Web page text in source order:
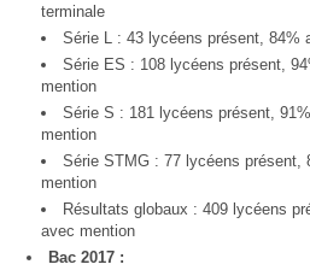
terminale
Série L : 43 lycéens présent, 84%
Série ES : 108 lycéens présent,
mention
Série S : 181 lycéens présent,
mention
Série STMG : 77 lycéens présent,
mention
Résultats globaux : 409 lycéens
avec mention
Bac 2017 :